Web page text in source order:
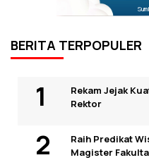
BERITA TERPOPULER
Rekam Jejak
Rektor
Raih Predikat
Magister